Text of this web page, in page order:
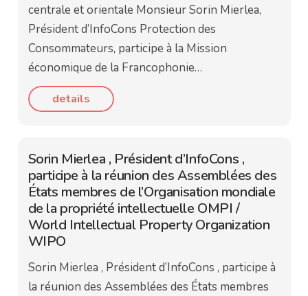
centrale et orientale Monsieur Sorin Mierlea,
Président d’InfoCons Protection des
Consommateurs, participe à la Mission
économique de la Francophonie…
details
Sorin Mierlea , Président d’InfoCons ,
participe à la réunion des Assemblées des
États membres de l’Organisation mondiale
de la propriété intellectuelle OMPI /
World Intellectual Property Organization
WIPO
Sorin Mierlea , Président d’InfoCons , participe à
la réunion des Assemblées des États membres